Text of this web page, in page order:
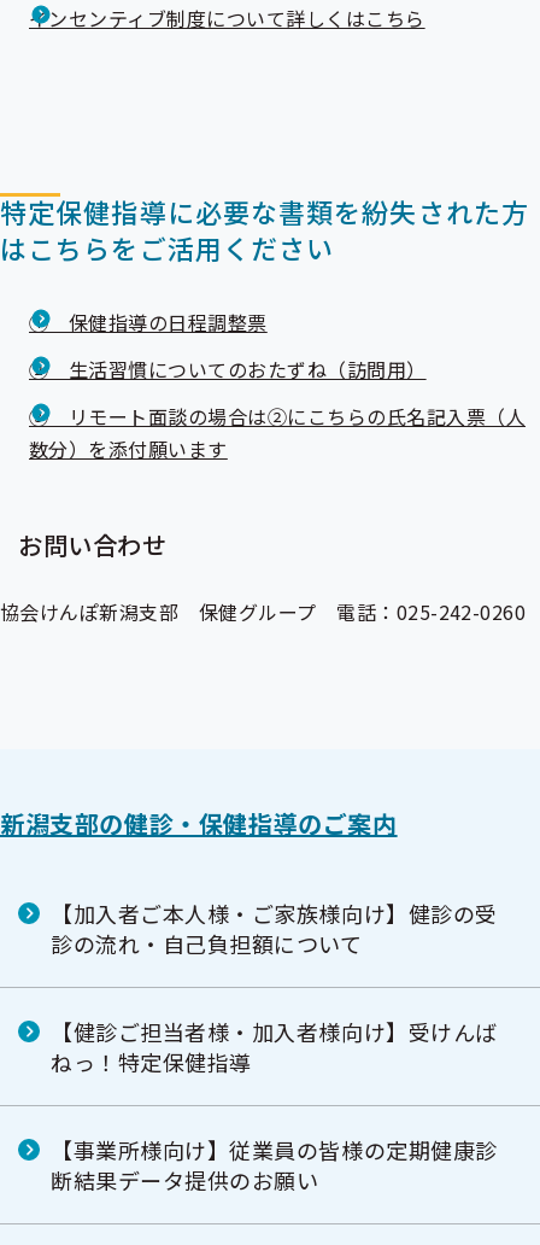
インセンティブ制度について詳しくはこちら
特定保健指導に必要な書類を紛失された方
はこちらをご活用ください
① 保健指導の日程調整票
② 生活習慣についてのおたずね（訪問用）
③ リモート面談の場合は②にこちらの氏名記入票（人
数分）を添付願います
お問い合わせ
協会けんぽ新潟支部 保健グループ 電話：025-242-0260
新潟支部の健診・保健指導のご案内
【加入者ご本人様・ご家族様向け】健診の受
診の流れ・自己負担額について
【健診ご担当者様・加入者様向け】受けんば
ねっ！特定保健指導
【事業所様向け】従業員の皆様の定期健康診
断結果データ提供のお願い